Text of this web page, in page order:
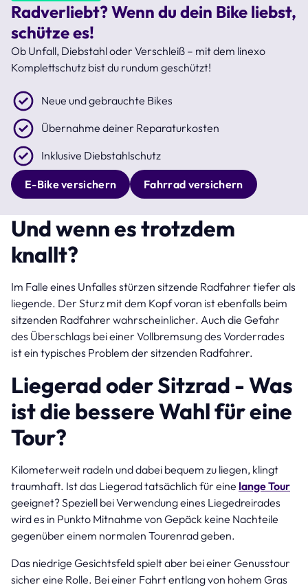
Radverliebt? Wenn du dein Bike liebst,
schütze es!
Ob Unfall, Diebstahl oder Verschleiß – mit dem linexo
Komplettschutz bist du rundum geschützt!
Neue und gebrauchte Bikes
Übernahme deiner Reparaturkosten
Inklusive Diebstahlschutz
E-Bike versichern Fahrrad versichern
Und wenn es trotzdem
knallt?
Im Falle eines Unfalles stürzen sitzende Radfahrer tiefer als
liegende. Der Sturz mit dem Kopf voran ist ebenfalls beim
sitzenden Radfahrer wahrscheinlicher. Auch die Gefahr
des Überschlags bei einer Vollbremsung des Vorderrades
ist ein typisches Problem der sitzenden Radfahrer.
Liegerad oder Sitzrad - Was
ist die bessere Wahl für eine
Tour?
Kilometerweit radeln und dabei bequem zu liegen, klingt
traumhaft. Ist das Liegerad tatsächlich für eine lange Tour
geeignet? Speziell bei Verwendung eines Liegedreirades
wird es in Punkto Mitnahme von Gepäck keine Nachteile
gegenüber einem normalen Tourenrad geben.
Das niedrige Gesichtsfeld spielt aber bei einer Genusstour
sicher eine Rolle. Bei einer Fahrt entlang von hohem Gras